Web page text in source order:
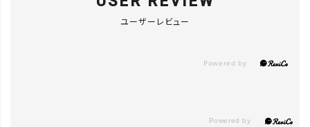
ユーザーレビュー